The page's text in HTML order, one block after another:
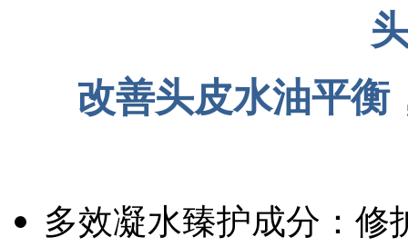
改善头皮水油平衡
多效凝水臻护成分：修